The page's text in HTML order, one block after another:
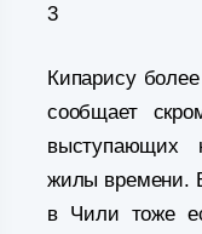
3
Кипарису
сообщает
выступающих
жилы времени.
в Чили тоже